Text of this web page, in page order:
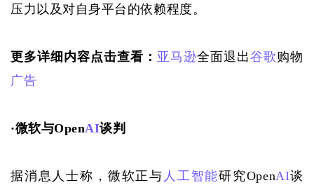
压力以及对自身平台的依赖程度。
更多详细内容点击查看： 亚马逊全面退出谷歌购物
广告
·微软与OpenAI谈判
据消息人士称，微软正与 人工智能研究OpenAI谈